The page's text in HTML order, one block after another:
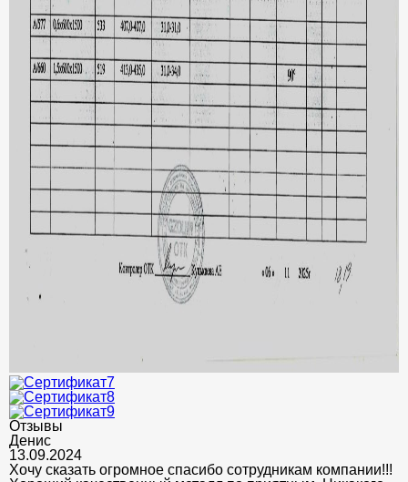
Отзывы
Денис
13.09.2024
Хочу сказать огромное спасибо сотрудникам компании!!!